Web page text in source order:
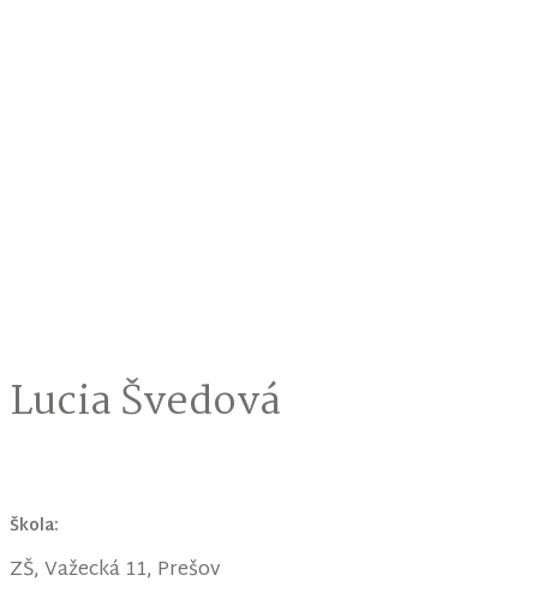
Lucia Švedová
Škola:
ZŠ, Važecká 11, Prešov